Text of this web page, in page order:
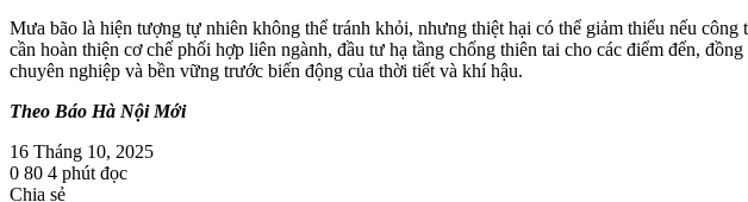
Mưa bão là hiện tượng tự nhiên không thể tránh khỏi, nhưng thiệt hại có thể giảm thiểu nếu
cần hoàn thiện cơ chế phối hợp liên ngành, đầu tư hạ tầng chống thiên tai cho các điểm đến,
chuyên nghiệp và bền vững trước biến động của thời tiết và khí hậu.
Theo Báo Hà Nội Mới
16 Tháng 10, 2025
0 80 4 phút đọc
Chia sẻ